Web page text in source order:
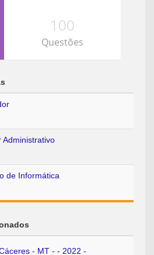
100
Questões
Administrativo
de Informática
- MT - - 2022 -